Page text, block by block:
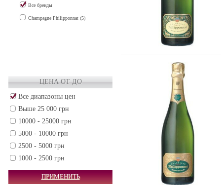
Все бренды
Champagne Philipponnat (5)
ЦЕНА ОТ ДО
Все диапазоны цен
Выше 25 000 грн
10000 - 25000 грн
5000 - 10000 грн
2500 - 5000 грн
1000 - 2500 грн
500 - 1000 грн
250 - 500 грн
ПРИМЕНИТЬ